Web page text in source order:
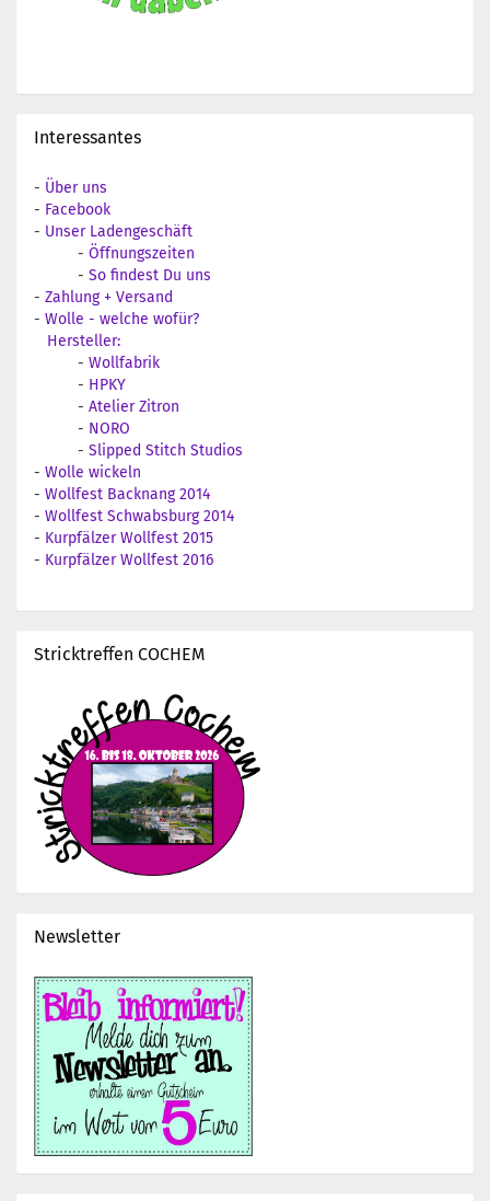
Interessantes
- Über uns
- Facebook
- Unser Ladengeschäft
- Öffnungszeiten
- So findest Du uns
- Zahlung + Versand
- Wolle - welche wofür?
Hersteller:
- Wollfabrik
- HPKY
- Atelier Zitron
- NORO
- Slipped Stitch Studios
- Wolle wickeln
- Wollfest Backnang 2014
- Wollfest Schwabsburg 2014
- Kurpfälzer Wollfest 2015
- Kurpfälzer Wollfest 2016
Stricktreffen COCHEM
Newsletter